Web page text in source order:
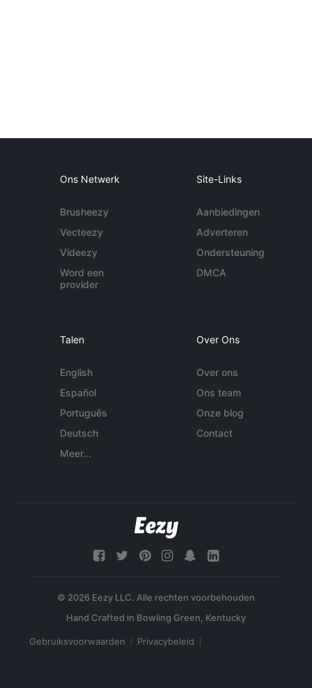
Ons Netwerk
Brusheezy
Vecteezy
Videezy
Word een
provider
Site-Links
Aanbiedingen
Adverteren
Ondersteuning
DMCA
Talen
English
Español
Português
Deutsch
Meer...
Over Ons
Over ons
Ons team
Onze blog
Contact
© 2026 Eezy LLC. Alle rechten voorbehouden
Gebruiksvoorwaarden Privacybeleid